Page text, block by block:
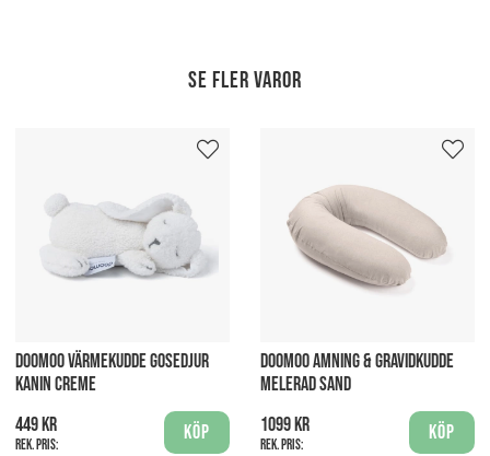
Se fler varor
DOOMOO VÄRMEKUDDE GOSEDJUR
KANIN CREME
449 kr
Rek. pris:
Köp
DOOMOO AMNING & GRAVIDKUDDE
MELERAD SAND
1099 kr
Rek. pris:
Köp